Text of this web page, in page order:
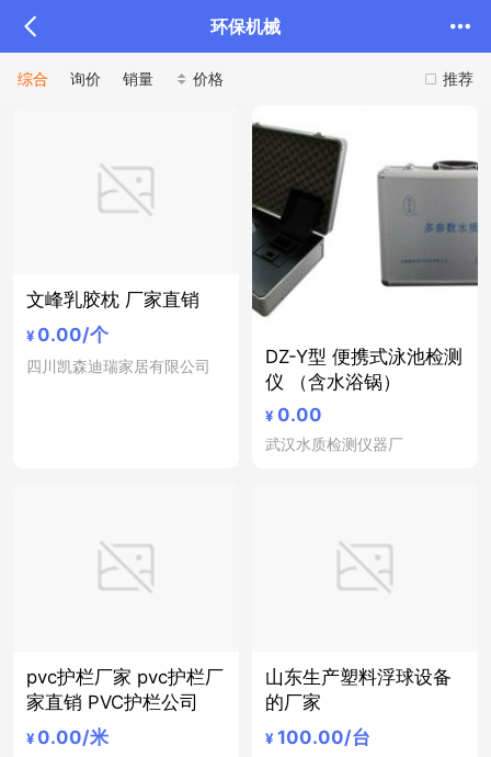
环保机械
推荐
综合 询价 销量 价格
文峰乳胶枕 厂家直销
¥ 0.00/个
四川凯森迪瑞家居有限公司
DZ-Y型 便携式泳池检测
仪 （含水浴锅）
¥ 0.00
武汉水质检测仪器厂
pvc护栏厂家 pvc护栏厂
家直销 PVC护栏公司
¥ 0.00/米
山东生产塑料浮球设备
的厂家
¥ 100.00/台